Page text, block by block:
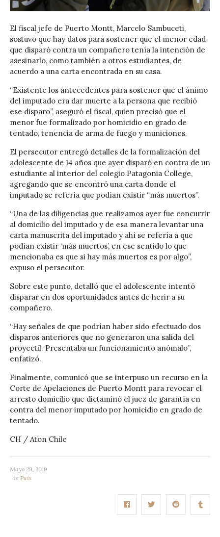
El fiscal jefe de Puerto Montt, Marcelo Sambuceti,
sostuvo que hay datos para sostener que el menor edad
que disparó contra un compañero tenía la intención de
asesinarlo, como también a otros estudiantes, de
acuerdo a una carta encontrada en su casa.
“Existente los antecedentes para sostener que el ánimo
del imputado era dar muerte a la persona que recibió
ese disparo”, aseguró el fiscal, quien precisó que el
menor fue formalizado por homicidio en grado de
tentado, tenencia de arma de fuego y municiones.
El persecutor entregó detalles de la formalización del
adolescente de 14 años que ayer disparó en contra de un
estudiante al interior del colegio Patagonia College,
agregando que se encontró una carta donde el
imputado se refería que podían existir “más muertos”.
“Una de las diligencias que realizamos ayer fue concurrir
al domicilio del imputado y de esa manera levantar una
carta manuscrita del imputado y ahí se refería a que
podían existir ‘más muertos’, en ese sentido lo que
mencionaba es que si hay más muertos es por algo”,
expuso el persecutor.
Sobre este punto, detalló que el adolescente intentó
disparar en dos oportunidades antes de herir a su
compañero.
“Hay señales de que podrían haber sido efectuado dos
disparos anteriores que no generaron una salida del
proyectil. Presentaba un funcionamiento anómalo”,
enfatizó.
Finalmente, comunicó que se interpuso un recurso en la
Corte de Apelaciones de Puerto Montt para revocar el
arresto domicilio que dictaminó el juez de garantía en
contra del menor imputado por homicidio en grado de
tentado.
CH / Aton Chile
Mayo 29, 2019
in País